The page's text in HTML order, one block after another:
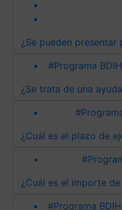
¿Se pueden
#Programa
¿Se trata de una
¿Cuál es el plazo de
¿Cuál es el importe
#Programa